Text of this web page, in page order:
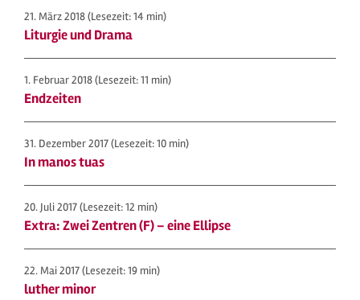
21. März 2018(Lesezeit: 14 min)
Liturgie und Drama
1. Februar 2018(Lesezeit: 11 min)
Endzeiten
31. Dezember 2017(Lesezeit: 10 min)
In manos tuas
20. Juli 2017(Lesezeit: 12 min)
Extra: Zwei Zentren (F) – eine Ellipse
22. Mai 2017(Lesezeit: 19 min)
luther minor